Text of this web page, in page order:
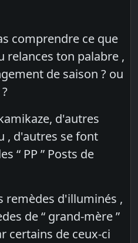
comprendre ce que
relances ton palabre ,
de saison ? ou
d'autres
, d'autres se font
“ PP ” Posts de
remèdes d'illuminés ,
de “ grand-mère ”
certains de ceux-ci